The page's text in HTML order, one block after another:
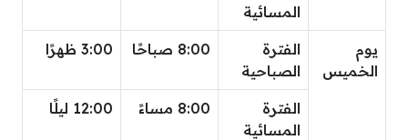
المسائية
يوم
الخميس
الفترة
الصباحية
8:00 صباحًا 3:00 ظهرًا
الفترة
المسائية
8:00 مساءً 12:00 ليلًا